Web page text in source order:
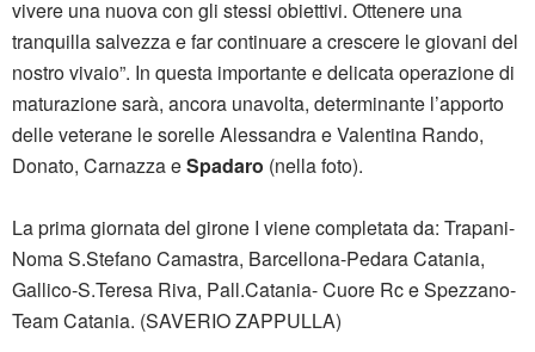
vivere una nuova con gli stessi obiettivi. Ottenere una
tranquilla salvezza e far continuare a crescere le giovani del
nostro vivaio”. In questa importante e delicata operazione di
maturazione sarà, ancora unavolta, determinante l’apporto
delle veterane le sorelle Alessandra e Valentina Rando,
Donato, Carnazza eSpadaro (nella foto).
La prima giornata del girone I viene completata da: Trapani-
Noma S.Stefano Camastra, Barcellona-Pedara Catania,
Gallico-S.Teresa Riva, Pall.Catania- Cuore Rc e Spezzano-
Team Catania. (SAVERIO ZAPPULLA)